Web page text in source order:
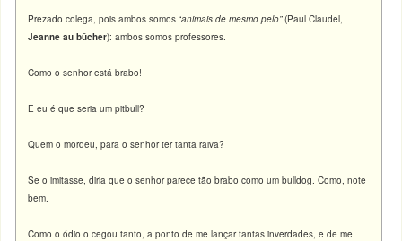
Prezado colega, pois ambos somos “animais de mesmo pelo”(Paul Claudel,
Jeanne au bûcher): ambos somos professores.
Como o senhor está brabo!
E eu é que seria um pitbull?
Quem o mordeu, para o senhor ter tanta raiva?
Se o imitasse, diria que o senhor parece tão brabocomo um bulldog.Como, note
bem.
Como o ódio o cegou tanto, a ponto de me lançar tantas inverdades, e de me